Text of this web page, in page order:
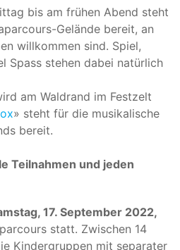
bis am frühen Abend steht
Gelände bereit, an
willkommen sind. Spiel,
Spass stehen dabei natürlich
am Waldrand im Festzelt
» steht für die musikalische
bereit.
Teilnahmen und jeden
17. September 2022,
statt. Zwischen 14
Kindergruppen mit separater